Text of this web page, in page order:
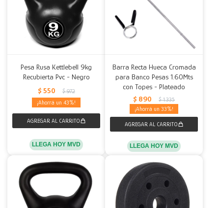
Pesa Rusa Kettlebell 9kg
Recubierta Pvc - Negro
$ 550 $ 972
43
LLEGA HOY MVD
Barra Recta Hueca Cromada
para Banco Pesas 1.60Mts
con Topes - Plateado
$ 890 $ 1.335
33
LLEGA HOY MVD